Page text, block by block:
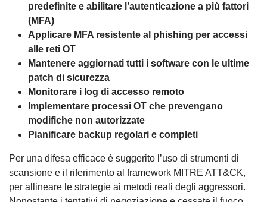
predefinite e abilitare l’autenticazione a più fattori
(MFA)
Applicare MFA resistente al phishing per accessi
alle reti OT
Mantenere aggiornati tutti i software con le ultime
patch di sicurezza
Monitorare i log di accesso remoto
Implementare processi OT che prevengano
modifiche non autorizzate
Pianificare backup regolari e completi
Per una difesa efficace è suggerito l’uso di strumenti di
scansione e il riferimento al framework MITRE ATT&CK,
per allineare le strategie ai metodi reali degli aggressori.